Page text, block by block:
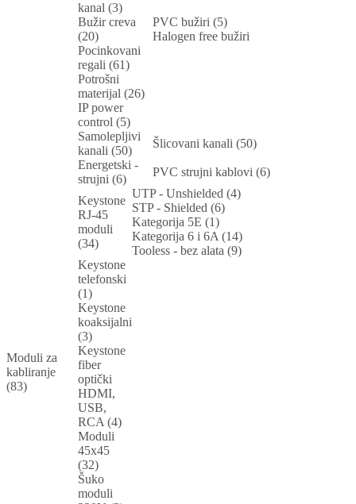
kanal (3)
Bužir creva
(20)
PVC bužiri (5)
Halogen free bužiri
Pocinkovani
regali (61)
Potrošni
materijal (26)
IP power
control (5)
Samolepljivi
kanali (50)
Šlicovani kanali (50)
Energetski -
strujni (6)
PVC strujni kablovi (6)
Moduli za
kabliranje
(83)
Keystone
RJ-45
moduli
(34)
UTP - Unshielded (4)
STP - Shielded (6)
Kategorija 5E (1)
Kategorija 6 i 6A (14)
Tooless - bez alata (9)
Keystone
telefonski
(1)
Keystone
koaksijalni
(3)
Keystone
fiber
optički
HDMI,
USB,
RCA (4)
Moduli
45x45
(32)
Šuko
moduli